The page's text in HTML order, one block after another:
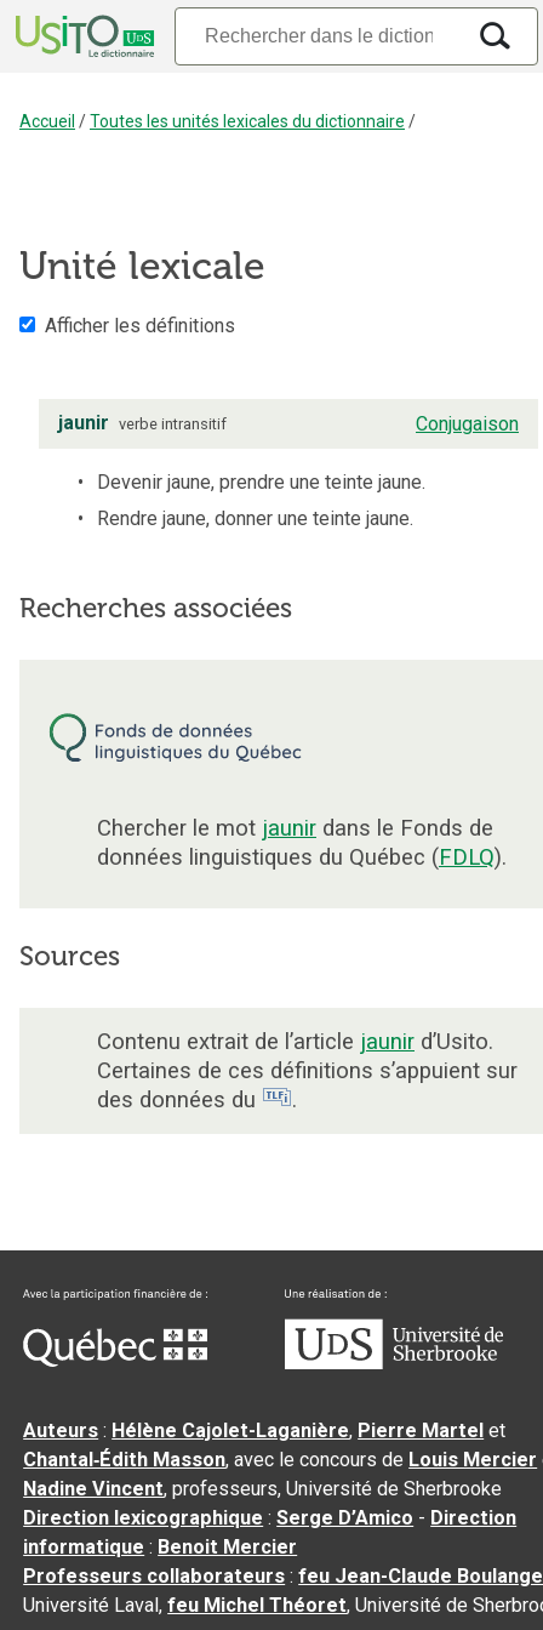
Accueil /Toutes les unités lexicales du dictionnaire /
Unité lexicale
Afficher les définitions
jaunir verbe intransitif Conjugaison
Devenir jaune, prendre une teinte jaune.
Rendre jaune, donner une teinte jaune.
Recherches associées
Chercher le mot jaunir dans le Fonds de
données linguistiques du Québec (FDLQ).
Sources
Contenu extrait de l’article jaunir d’Usito.
Certaines de ces définitions s’appuient sur
des données du
.
Auteurs : Hélène Cajolet-Laganière, Pierre Martel et
Chantal‑Édith Masson, avec le concours de Louis Mercier
Nadine Vincent, professeurs, Université de Sherbrooke
Direction lexicographique :Serge D’Amico - Direction
informatique : Benoit Mercier
Professeurs collaborateurs :feu Jean-Claude
Université Laval,feu Michel Théoret, Université de